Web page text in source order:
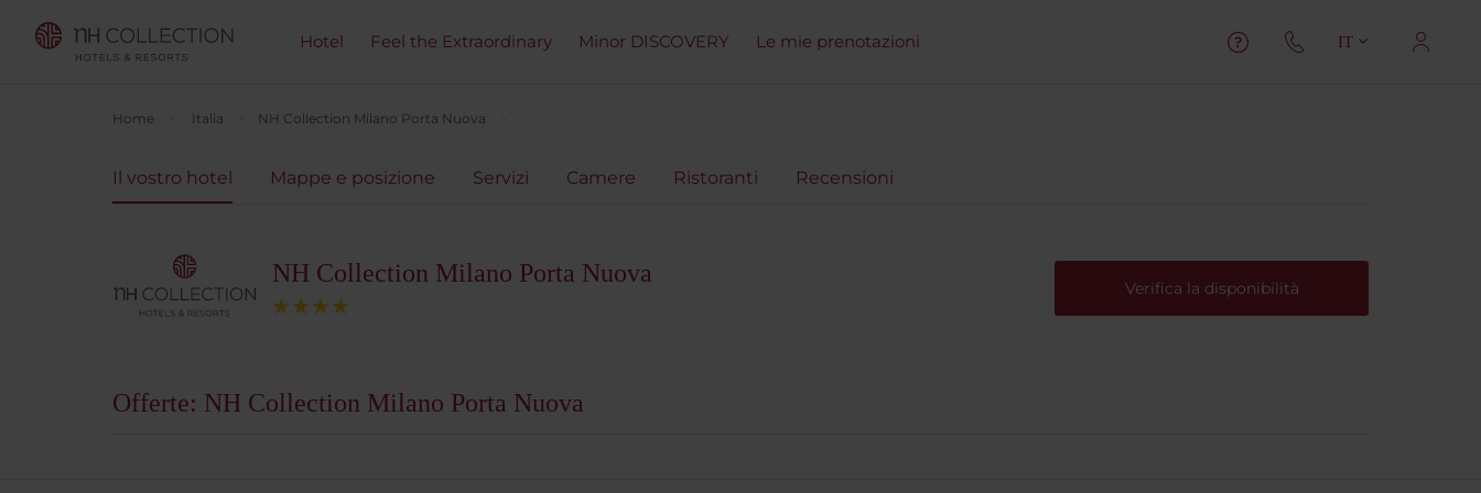
Hotel Feel the Extraordinary Minor DISCOVERY Le mie prenotazioni IT
Home Italia NH Collection Milano Porta Nuova
Il vostro hotel Mappe e posizione Servizi Camere Ristoranti Recensioni
NH Collection Milano Porta Nuova
Verifica la disponibilità
Offerte: NH Collection Milano Porta Nuova